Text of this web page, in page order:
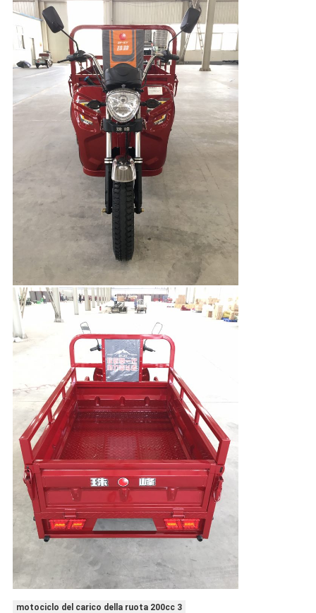
motociclo del carico della ruota 200cc 3